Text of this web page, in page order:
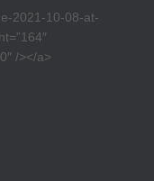
2021-10-08-at-
/></a>